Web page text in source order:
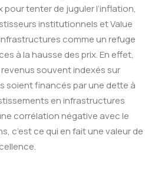
pour tenter de juguler l’inflation,
institutionnels et Value
comme un refuge
à la hausse des prix. En effet,
souvent indexés sur
soient financés par une dette à
en infrastructures
corrélation négative avec le
c’est ce qui en fait une valeur de